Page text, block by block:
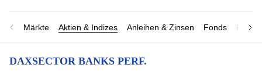
Märkte Aktien & Indizes Anleihen & Zinsen Fonds
DAXSECTOR BANKS PERF.